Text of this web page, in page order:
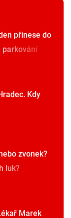
přinese do
parkování
Kdy
zvonek?
luk?
Marek